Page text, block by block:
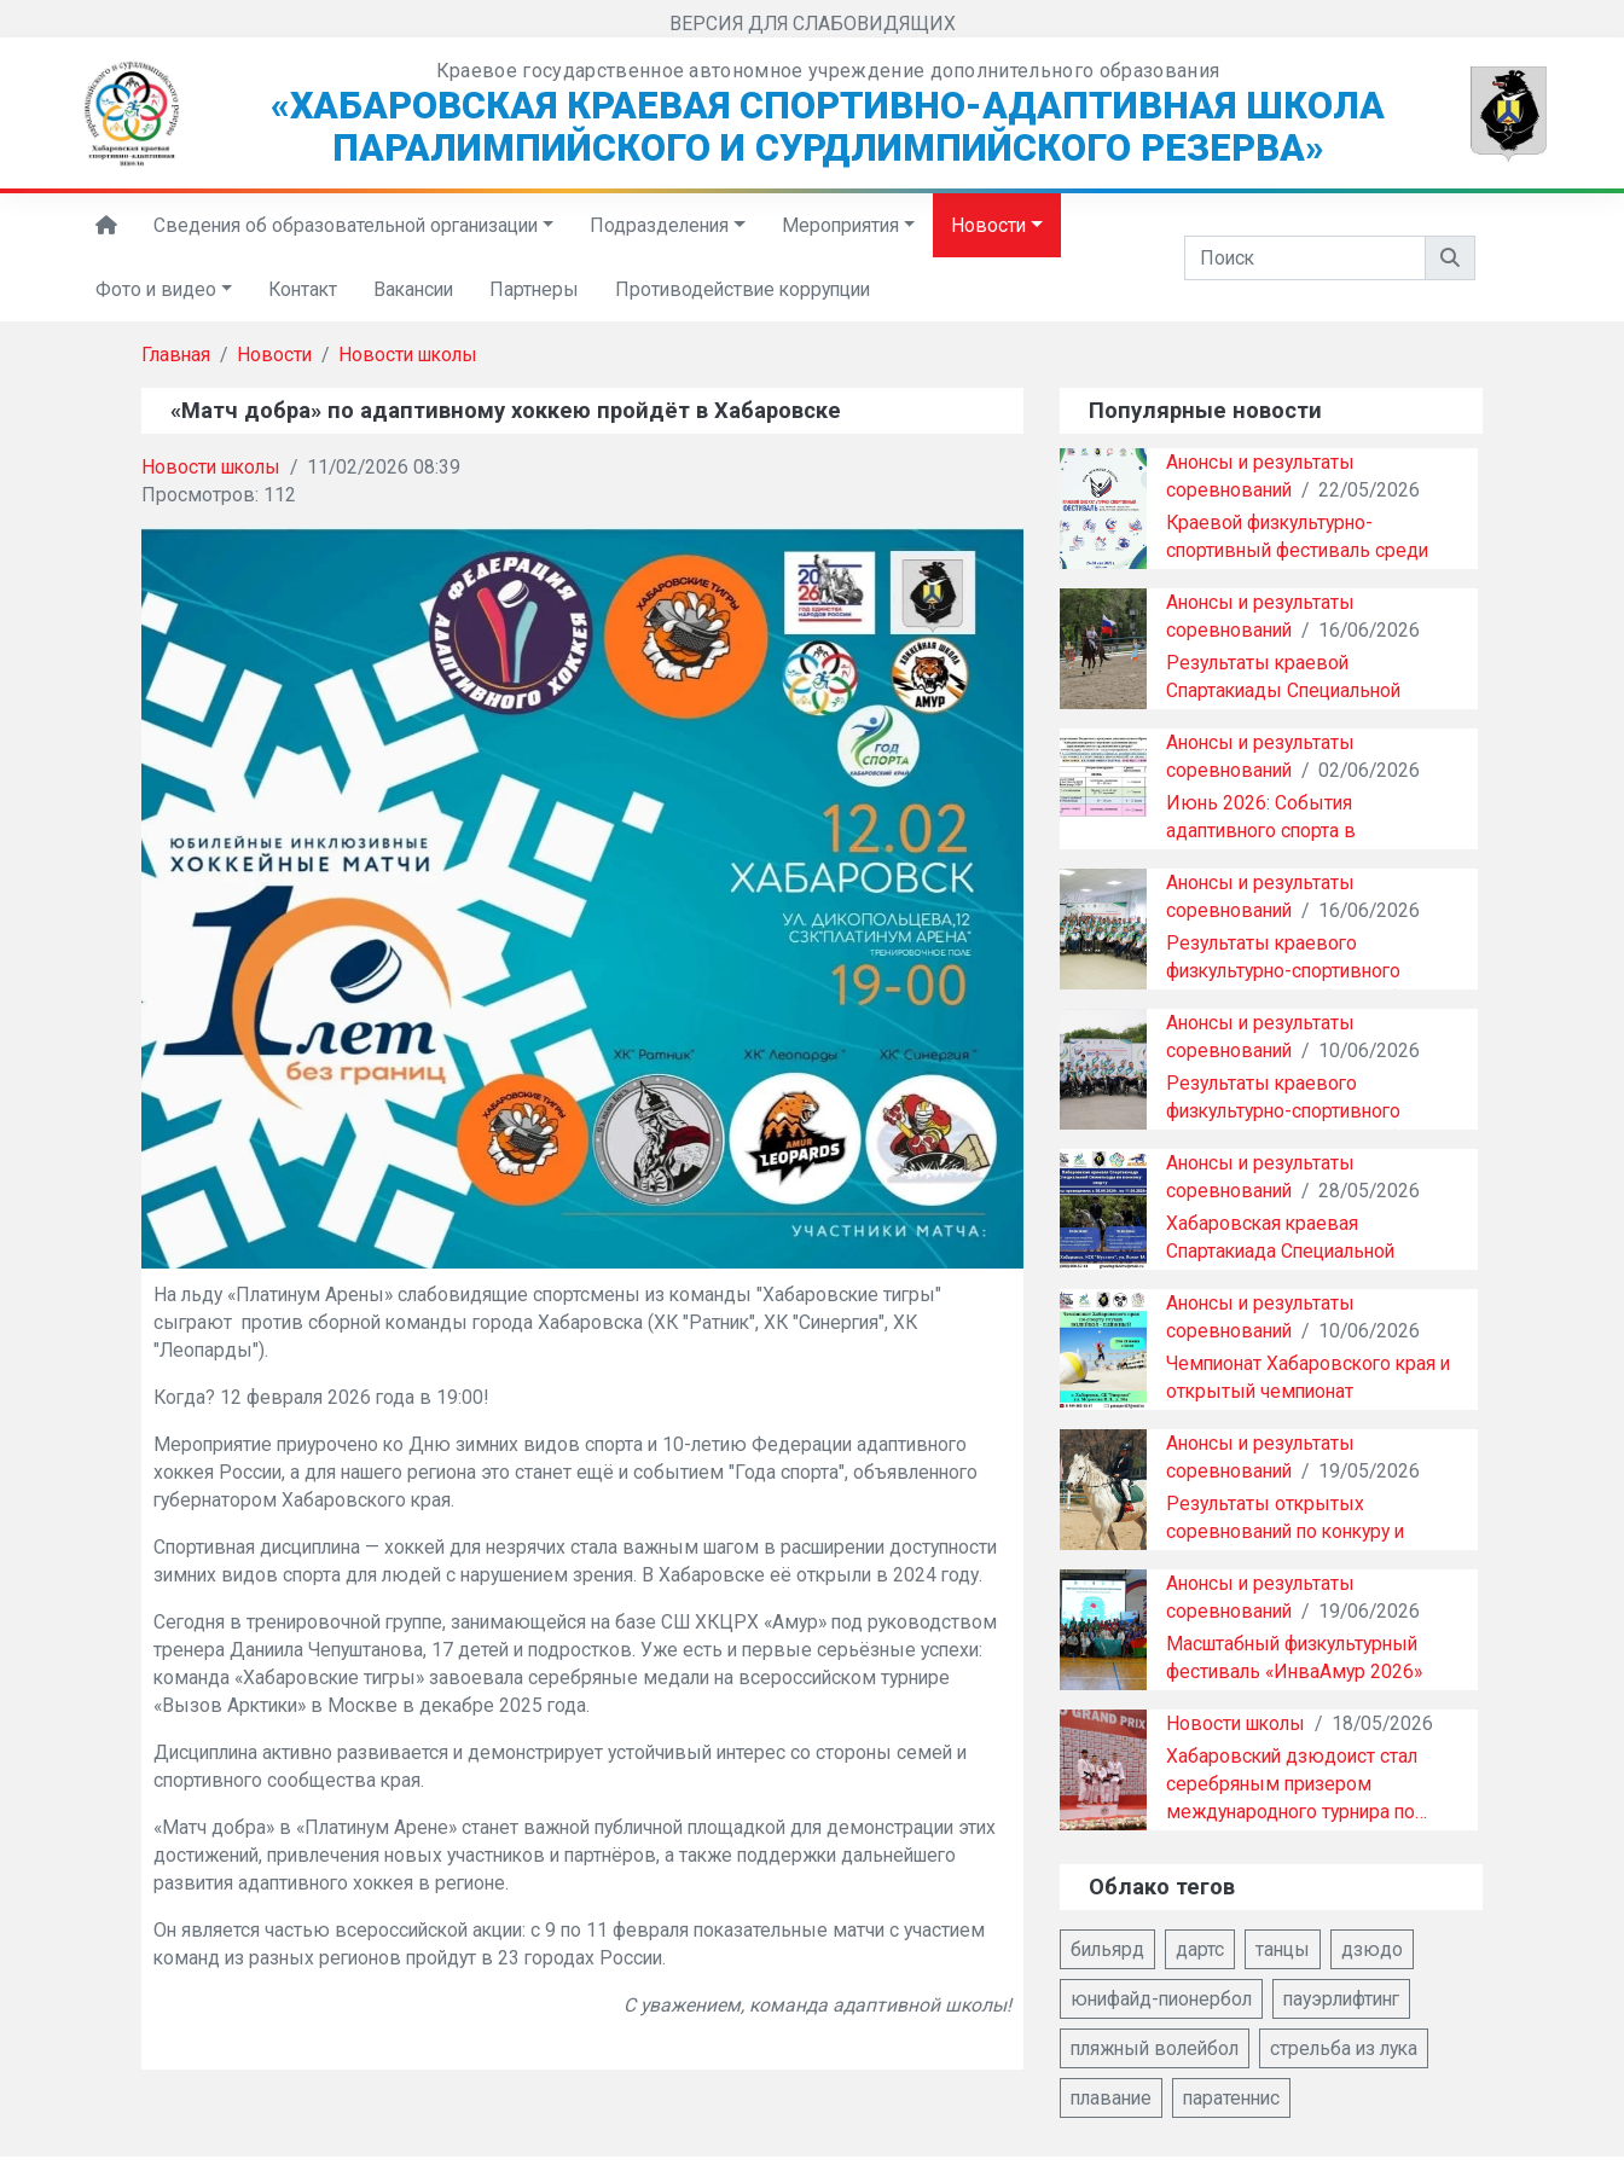
ВЕРСИЯ ДЛЯ СЛАБОВИДЯЩИХ
Краевое государственное автономное учреждение дополнительного образования
«ХАБАРОВСКАЯ КРАЕВАЯ СПОРТИВНО-АДАПТИВНАЯ ШКОЛА
ПАРАЛИМПИЙСКОГО И СУРДЛИМПИЙСКОГО РЕЗЕРВА»
Сведения об образовательной организации Подразделения Мероприятия Новости
Фото и видео Контакт Вакансии Партнеры Противодействие коррупции
Главная Новости Новости школы
«Матч добра» по адаптивному хоккею пройдёт в Хабаровске
Новости школы / 11/02/2026 08:39
Просмотров: 112
На льду «Платинум Арены» слабовидящие спортсмены из команды "Хабаровские тигры"
сыграют против сборной команды города Хабаровска (ХК "Ратник", ХК "Синергия", ХК
"Леопарды").
Когда? 12 февраля 2026 года в 19:00!
Мероприятие приурочено ко Дню зимних видов спорта и 10-летию Федерации адаптивного
хоккея России, а для нашего региона это станет ещё и событием "Года спорта", объявленного
губернатором Хабаровского края.
Спортивная дисциплина — хоккей для незрячих стала важным шагом в расширении доступности
зимних видов спорта для людей с нарушением зрения. В Хабаровске её открыли в 2024 году.
Сегодня в тренировочной группе, занимающейся на базе СШ ХКЦРХ «Амур» под руководством
тренера Даниила Чепуштанова, 17 детей и подростков. Уже есть и первые серьёзные успехи:
команда «Хабаровские тигры» завоевала серебряные медали на всероссийском турнире
«Вызов Арктики» в Москве в декабре 2025 года.
Дисциплина активно развивается и демонстрирует устойчивый интерес со стороны семей и
спортивного сообщества края.
«Матч добра» в «Платинум Арене» станет важной публичной площадкой для демонстрации этих
достижений, привлечения новых участников и партнёров, а также поддержки дальнейшего
развития адаптивного хоккея в регионе.
Он является частью всероссийской акции: с 9 по 11 февраля показательные матчи с участием
команд из разных регионов пройдут в 23 городах России.
С уважением, команда адаптивной школы!
Популярные новости
Анонсы и результаты
соревнований / 22/05/2026
Краевой физкультурно-
спортивный фестиваль среди
Анонсы и результаты
соревнований / 16/06/2026
Результаты краевой
Спартакиады Специальной
…
Анонсы и результаты
соревнований / 02/06/2026
Июнь 2026: События
адаптивного спорта в
Анонсы и результаты
соревнований / 16/06/2026
Результаты краевого
физкультурно-спортивного
Анонсы и результаты
соревнований / 10/06/2026
Результаты краевого
физкультурно-спортивного
Анонсы и результаты
соревнований / 28/05/2026
Хабаровская краевая
Спартакиада Специальной
Анонсы и результаты
соревнований / 10/06/2026
Чемпионат Хабаровского края и
открытый чемпионат
Анонсы и результаты
соревнований / 19/05/2026
Результаты открытых
соревнований по конкуру и
Анонсы и результаты
соревнований / 19/06/2026
Масштабный физкультурный
фестиваль «ИнваАмур 2026»
Новости школы / 18/05/2026
Хабаровский дзюдоист стал
серебряным призером
международного турнира по…
Облако тегов
бильярд дартс танцы дзюдо
юнифайд-пионербол пауэрлифтинг
пляжный волейбол стрельба из лука
плавание паратеннис